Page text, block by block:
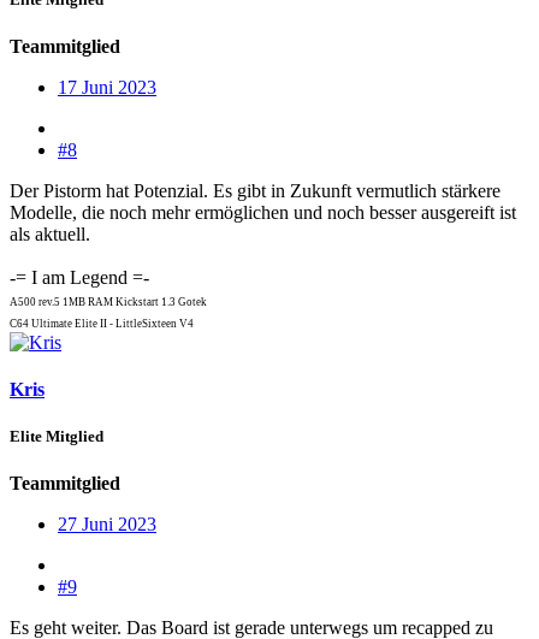
Teammitglied
17 Juni 2023
#8
Der Pistorm hat Potenzial. Es gibt in Zukunft vermutlich stärkere
Modelle, die noch mehr ermöglichen und noch besser ausgereift ist
als aktuell.
-= I am Legend =-
A500 rev.5 1MB RAM Kickstart 1.3 Gotek
C64 Ultimate Elite II - LittleSixteen V4
Kris
Elite Mitglied
Teammitglied
27 Juni 2023
#9
Es geht weiter. Das Board ist gerade unterwegs um recapped zu